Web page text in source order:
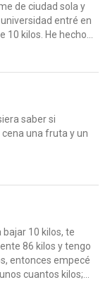
de ciudad sola y
entré en
kilos. He hecho...
saber si
una fruta y un
10 kilos, te
86 kilos y tengo
entonces empecé
cuantos kilos;...